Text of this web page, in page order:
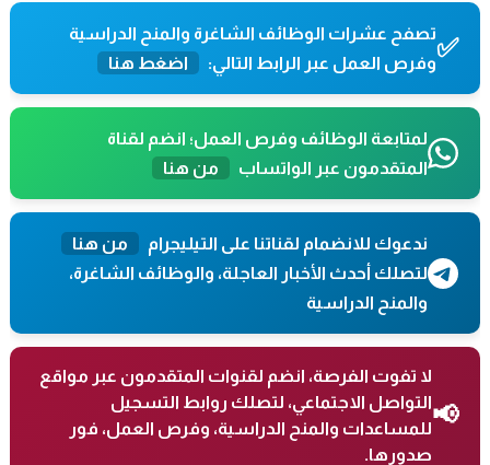
✅تصفح عشرات الوظائف الشاغرة والمنح الدراسية
وفرص العمل عبر الرابط التالي:
اضغط هنا
لمتابعة الوظائف وفرص العمل؛ انضم لقناة
المتقدمون عبر الواتساب
من هنا
ندعوك للانضمام لقناتنا على التيليجرام
من هنا
لتصلك أحدث الأخبار العاجلة، والوظائف الشاغرة،
والمنح الدراسية
📢
لا تفوت الفرصة، انضم لقنوات المتقدمون عبر مواقع
التواصل الاجتماعي، لتصلك روابط التسجيل
للمساعدات والمنح الدراسية، وفرص العمل، فور
صدورها.